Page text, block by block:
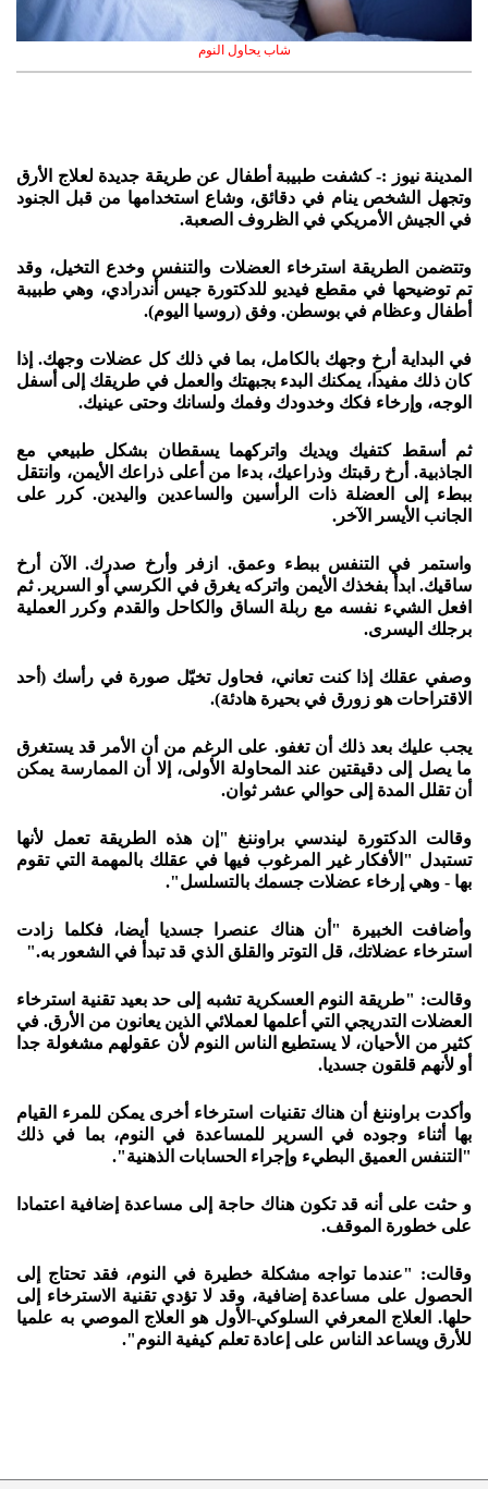
شاب يحاول النوم
المدينة نيوز :- كشفت طبيبة أطفال عن طريقة جديدة لعلاج الأرق
وتجهل الشخص ينام في دقائق، وشاع استخدامها من قبل الجنود
في الجيش الأمريكي في الظروف الصعبة.
وتتضمن الطريقة استرخاء العضلات والتنفس وخدع التخيل، وقد
تم توضيحها في مقطع فيديو للدكتورة جيس أندرادي، وهي طبيبة
أطفال وعظام في بوسطن. وفق (روسيا اليوم).
في البداية أرخِ وجهك بالكامل، بما في ذلك كل عضلات وجهك. إذا
كان ذلك مفيدا، يمكنك البدء بجبهتك والعمل في طريقك إلى أسفل
الوجه، وإرخاء فكك وخدودك وفمك ولسانك وحتى عينيك.
ثم أسقط كتفيك ويديك واتركهما يسقطان بشكل طبيعي مع
الجاذبية. أرخ رقبتك وذراعيك، بدءا من أعلى ذراعك الأيمن، وانتقل
ببطء إلى العضلة ذات الرأسين والساعدين واليدين. كرر على
الجانب الأيسر الآخر.
واستمر في التنفس ببطء وعمق. ازفر وأرخ صدرك. الآن أرخ
ساقيك. ابدأ بفخذك الأيمن واتركه يغرق في الكرسي أو السرير. ثم
افعل الشيء نفسه مع ربلة الساق والكاحل والقدم وكرر العملية
برجلك اليسرى.
وصفي عقلك إذا كنت تعاني، فحاول تخيّل صورة في رأسك (أحد
الاقتراحات هو زورق في بحيرة هادئة).
يجب عليك بعد ذلك أن تغفو. على الرغم من أن الأمر قد يستغرق
ما يصل إلى دقيقتين عند المحاولة الأولى، إلا أن الممارسة يمكن
أن تقلل المدة إلى حوالي عشر ثوان.
وقالت الدكتورة ليندسي براوننغ "إن هذه الطريقة تعمل لأنها
تستبدل "الأفكار غير المرغوب فيها في عقلك بالمهمة التي تقوم
بها - وهي إرخاء عضلات جسمك بالتسلسل".
وأضافت الخبيرة "أن هناك عنصرا جسديا أيضا، فكلما زادت
استرخاء عضلاتك، قل التوتر والقلق الذي قد تبدأ في الشعور به."
وقالت: "طريقة النوم العسكرية تشبه إلى حد بعيد تقنية استرخاء
العضلات التدريجي التي أعلمها لعملائي الذين يعانون من الأرق. في
كثير من الأحيان، لا يستطيع الناس النوم لأن عقولهم مشغولة جدا
أو لأنهم قلقون جسديا.
وأكدت براوننغ أن هناك تقنيات استرخاء أخرى يمكن للمرء القيام
بها أثناء وجوده في السرير للمساعدة في النوم، بما في ذلك
"التنفس العميق البطيء وإجراء الحسابات الذهنية".
و حثت على أنه قد تكون هناك حاجة إلى مساعدة إضافية اعتمادا
على خطورة الموقف.
وقالت: "عندما تواجه مشكلة خطيرة في النوم، فقد تحتاج إلى
الحصول على مساعدة إضافية، وقد لا تؤدي تقنية الاسترخاء إلى
حلها. العلاج المعرفي السلوكي-الأول هو العلاج الموصي به علميا
للأرق ويساعد الناس على إعادة تعلم كيفية النوم".